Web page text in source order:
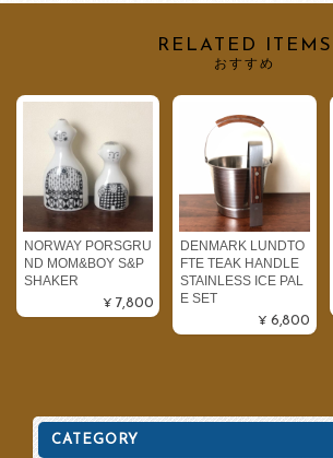
RELATED ITEMS
おすすめ
NORWAY PORSGRU
ND MOM&BOY S&P
SHAKER
¥7,800
DENMARK LUNDTO
FTE TEAK HANDLE
STAINLESS ICE PAL
E SET
¥6,800
CATEGORY